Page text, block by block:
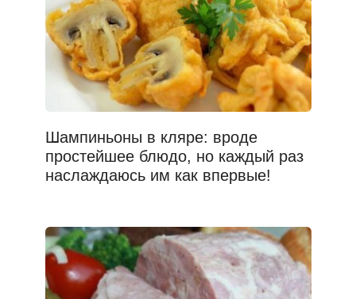
Шампиньоны в кляре: вроде
простейшее блюдо, но каждый раз
наслаждаюсь им как впервые!